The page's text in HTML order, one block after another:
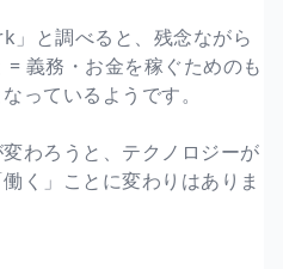
」と調べると、残念ながら
義務・お金を稼ぐためのも
っているようです。
わろうと、テクノロジーが
く」ことに変わりはありま